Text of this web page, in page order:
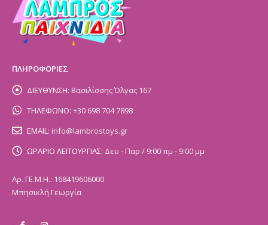
ΠΛΗΡΟΦΟΡΙΕΣ
ΔΙΕΥΘΥΝΣΗ: Βασιλίσσης Όλγας 167
ΤΗΛΕΦΩΝΟ: +30 698 704 7898
EMAIL: info@lambrostoys.gr
ΩΡΑΡΙΟ ΛΕΙΤΟΥΡΓΙΑΣ: Δευ - Παρ / 9:00 πμ - 9:00 μμ
Αρ. ΓΕ.Μ.Η.: 168419606000
Μπησικλή Γεωργία